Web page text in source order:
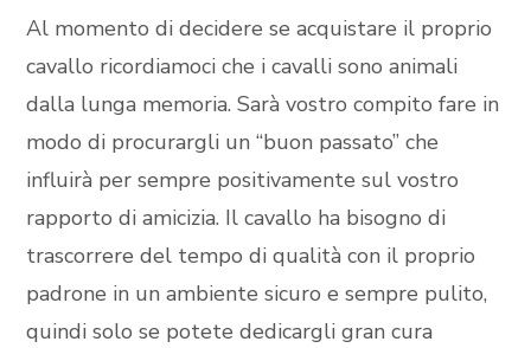
Al momento di decidere se acquistare il proprio
cavallo ricordiamoci che i cavalli sono animali
dalla lunga memoria. Sarà vostro compito fare in
modo di procurargli un “buon passato” che
influirà per sempre positivamente sul vostro
rapporto di amicizia. Il cavallo ha bisogno di
trascorrere del tempo di qualità con il proprio
padrone in un ambiente sicuro e sempre pulito,
quindi solo se potete dedicargli gran cura